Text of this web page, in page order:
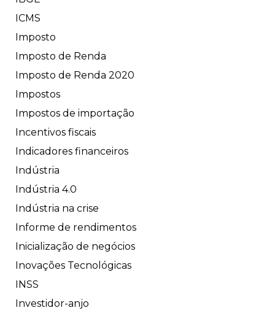
ICMS
Imposto
Imposto de Renda
Imposto de Renda 2020
Impostos
Impostos de importação
Incentivos fiscais
Indicadores financeiros
Indústria
Indústria 4.0
Indústria na crise
Informe de rendimentos
Inicialização de negócios
Inovações Tecnológicas
INSS
Investidor-anjo